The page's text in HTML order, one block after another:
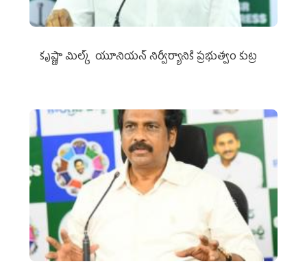
కృష్ణా మిల్క్‌ యూనియన్‌ నిర్వీర్యానికి ప్రభుత్వం కుట్ర